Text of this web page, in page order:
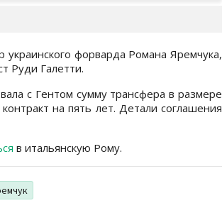
форварда Романа Яремчука,
Руди Галетти.
с Гентом сумму трансфера в размере
на пять лет. Детали соглашения
в итальянскую Рому.